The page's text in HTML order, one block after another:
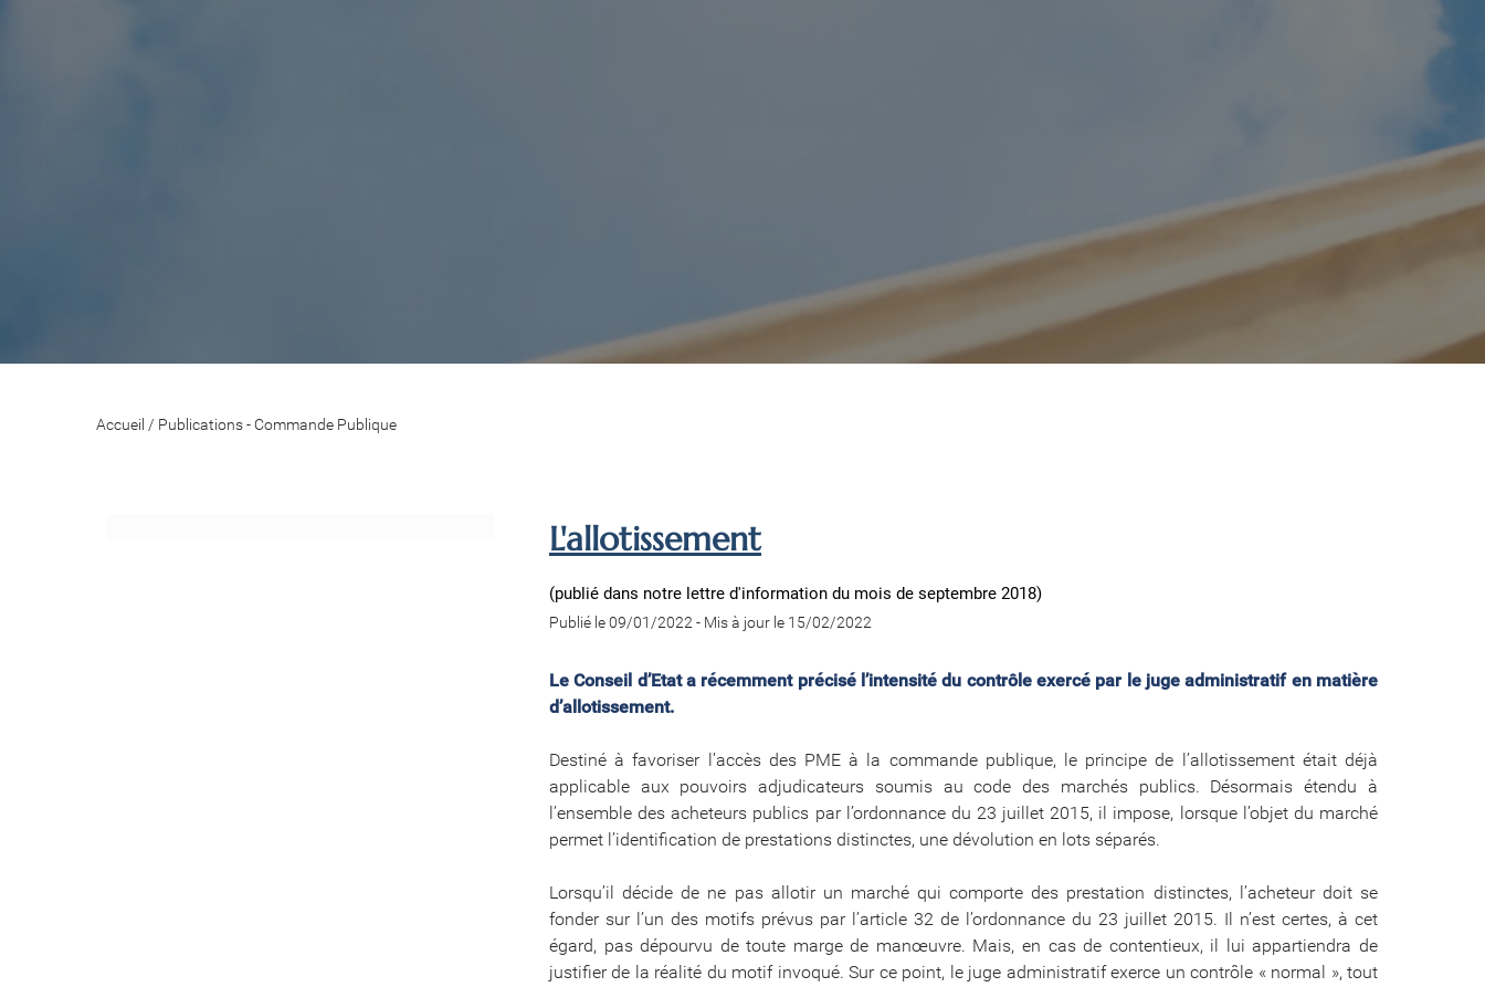
Accueil / Publications - Commande Publique
L'allotissement
(publié dans notre lettre d'information du mois de septembre 2018)
Publié le 09/01/2022- Mis à jour le 15/02/2022
Le Conseil d’Etat a récemment précisé l’intensité du contrôle exercé par le juge administratif en matière
d’allotissement.
Destiné à favoriser l’accès des PME à la commande publique, le principe de l’allotissement était déjà
applicable aux pouvoirs adjudicateurs soumis au code des marchés publics. Désormais étendu à
l’ensemble des acheteurs publics par l’ordonnance du 23 juillet 2015, il impose, lorsque l’objet du marché
permet l’identification de prestations distinctes, une dévolution en lots séparés.
Lorsqu’il décide de ne pas allotir un marché qui comporte des prestation distinctes, l’acheteur doit se
fonder sur l’un des motifs prévus par l’article 32 de l’ordonnance du 23 juillet 2015. Il n’est certes, à cet
égard, pas dépourvu de toute marge de manœuvre. Mais, en cas de contentieux, il lui appartiendra de
justifier de la réalité du motif invoqué. Sur ce point, le juge administratif exerce un contrôle « normal », tout